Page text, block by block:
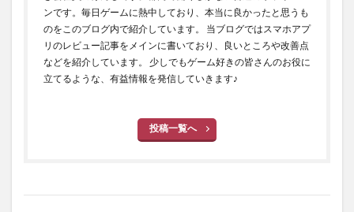
ンです。毎日ゲームに熱中しており、本当に良かったと思うも
のをこのブログ内で紹介しています。 当ブログではスマホアプ
リのレビュー記事をメインに書いており、良いところや改善点
などを紹介しています。 少しでもゲーム好きの皆さんのお役に
立てるような、有益情報を発信していきます♪
投稿一覧へ